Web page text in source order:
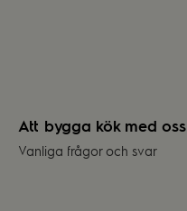
Att bygga kök med oss
Vanliga frågor och svar